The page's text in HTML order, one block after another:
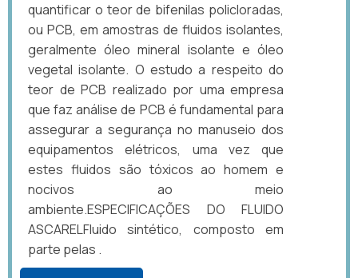
quantificar o teor de bifenilas policloradas,
ou PCB, em amostras de fluidos isolantes,
geralmente óleo mineral isolante e óleo
vegetal isolante. O estudo a respeito do
teor de PCB realizado por uma empresa
que faz análise de PCB é fundamental para
assegurar a segurança no manuseio dos
equipamentos elétricos, uma vez que
estes fluidos são tóxicos ao homem e
nocivos ao meio
ambiente.ESPECIFICAÇÕES DO FLUIDO
ASCARELFluido sintético, composto em
parte pelas .